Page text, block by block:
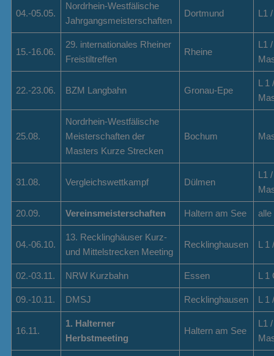
04.-05.05.
Nordrhein-Westfälische
Jahrgangsmeisterschaften
Dortmund L1
15.-16.06.
29. internationales Rheiner
Freistiltreffen
Rheine
L1
22.-23.06. BZM Langbahn Gronau-Epe
L
25.08.
Nordrhein-Westfälische
Meisterschaften der
Masters Kurze Strecken
Bochum
31.08. Vergleichswettkampf Dülmen
L1
20.09. Vereinsmeisterschaften Haltern am See alle
04.-06.10.
13. Recklinghäuser Kurz-
und Mittelstrecken Meeting
Recklinghausen L
02.-03.11. NRW Kurzbahn Essen L
09.-10.11. DMSJ Recklinghausen L
16.11.
1. Halterner
Herbstmeeting
Haltern am See
L1